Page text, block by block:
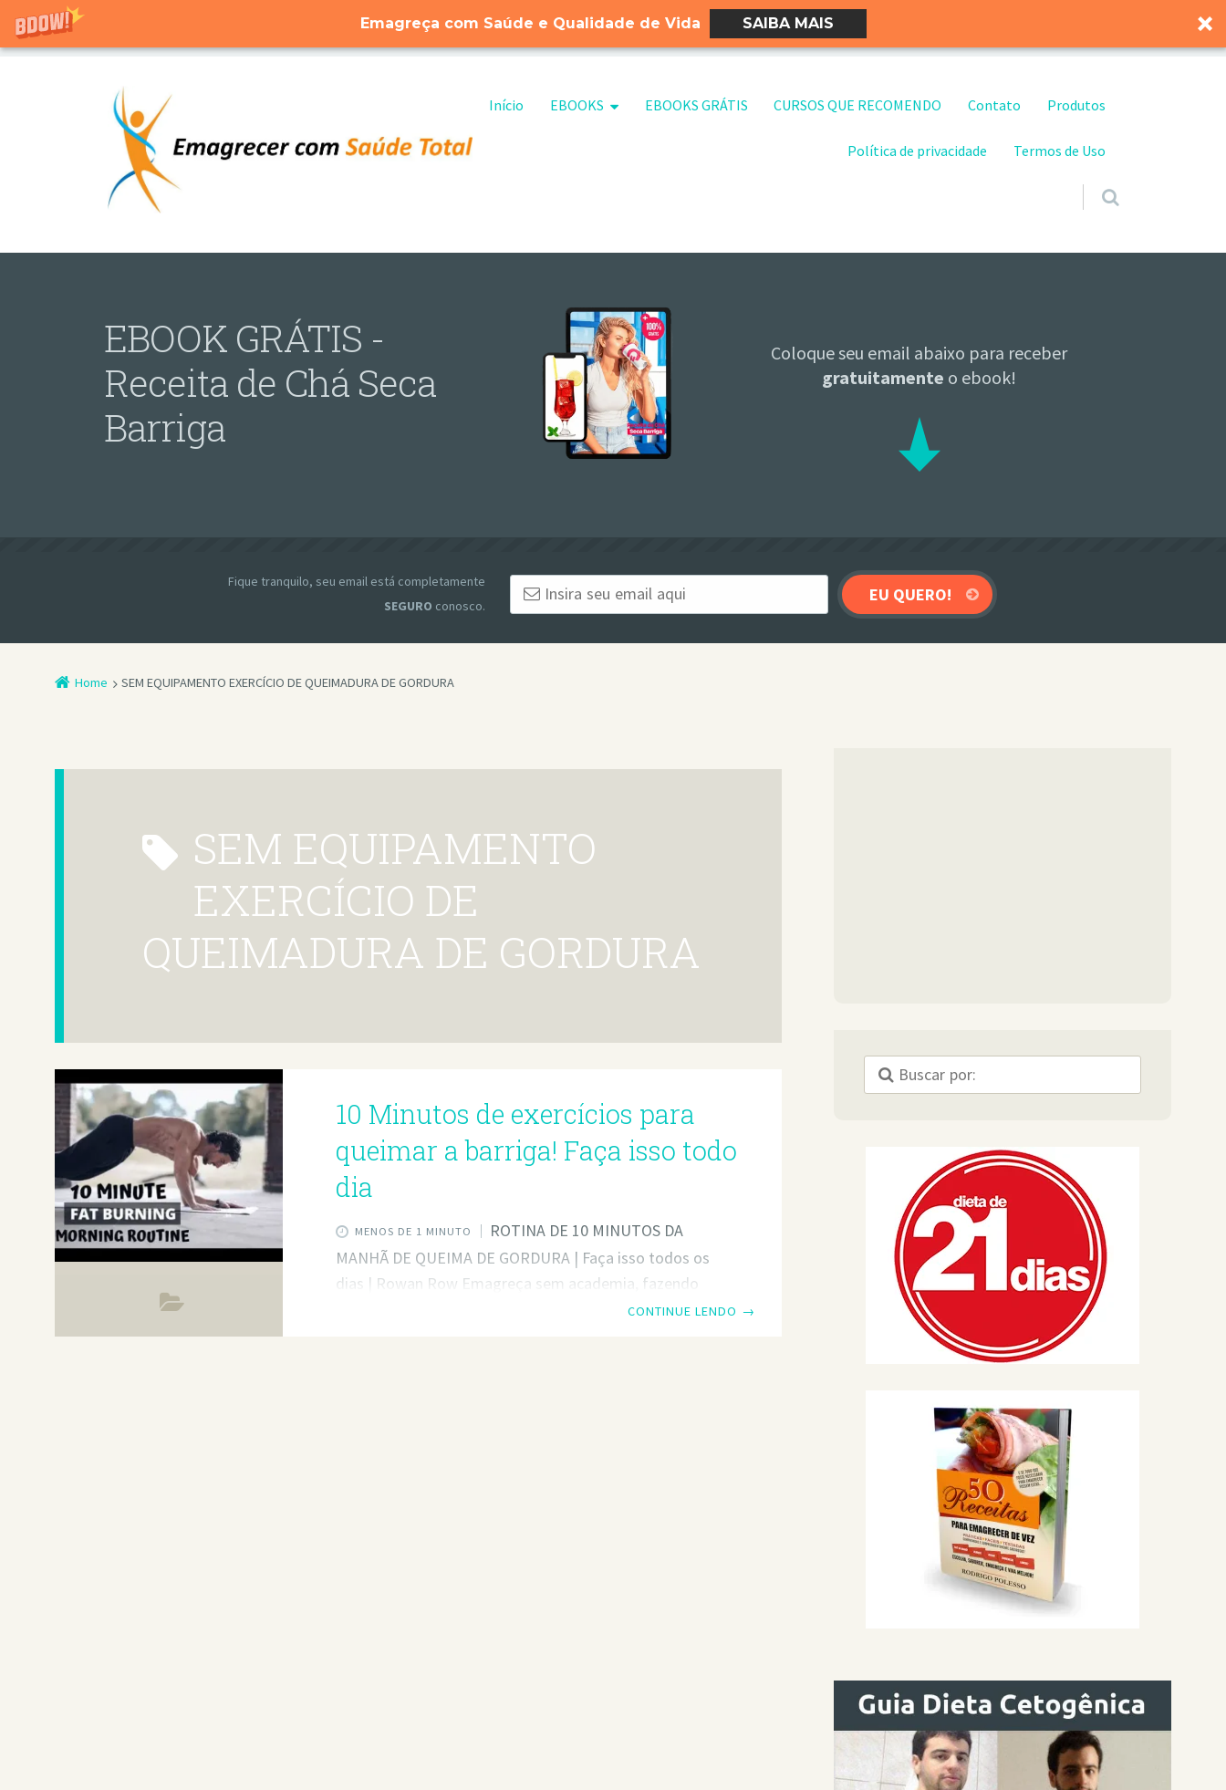
Emagreça com Saúde e Qualidade de Vida SAIBA MAIS
Pular para o conteúdo
Início EBOOKS EBOOKS GRÁTIS CURSOS QUE RECOMENDO Contato Produtos
Política de privacidade Termos de Uso
EBOOK GRÁTIS -
Receita de Chá Seca
Barriga
Coloque seu email abaixo para receber
gratuitamente o ebook!
Fique tranquilo, seu email está completamente
SEGURO conosco.
Home SEM EQUIPAMENTO EXERCÍCIO DE QUEIMADURA DE GORDURA
SEM EQUIPAMENTO
EXERCÍCIO DE
QUEIMADURA DE GORDURA
10 Minutos de exercícios para
queimar a barriga! Faça isso todo
dia
MENOS DE 1 MINUTO
ROTINA DE 10 MINUTOS DA
MANHÃ DE QUEIMA DE GORDURA | Faça isso todos os
dias | Rowan Row Emagreça sem academia, fazendo
essa rotina todas as manhãs. Leva apenas 10 minutos do
CONTINUE LENDO →